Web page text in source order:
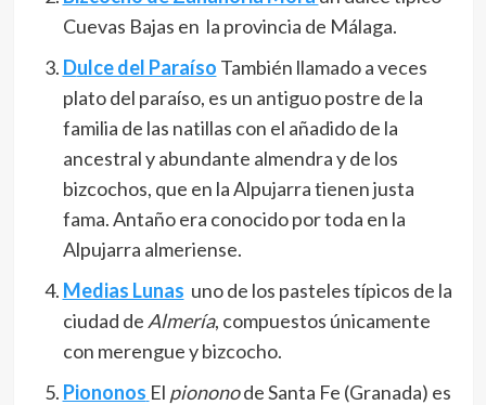
Cuevas Bajas en la provincia de Málaga.
Dulce del Paraíso También llamado a veces
plato del paraíso, es un antiguo postre de la
familia de las natillas con el añadido de la
ancestral y abundante almendra y de los
bizcochos, que en la Alpujarra tienen justa
fama. Antaño era conocido por toda en la
Alpujarra almeriense.
Medias Lunas uno de los pasteles típicos de la
ciudad de Almería, compuestos únicamente
con merengue y bizcocho.
Piononos El piononode Santa Fe (Granada) es